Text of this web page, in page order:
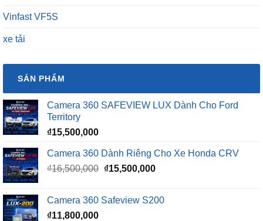
Vinfast VF5S
xe tải
SẢN PHẨM
Camera 360 SAFEVIEW LUX Dành Cho Ford
Territory
₫15,500,000
Camera 360 Dành Riêng Cho Xe Honda CRV
₫16,500,000 Giá
₫16,500,000.
₫15,500,000Giá
là:
Camera 360 Safeview S200
₫11,800,000